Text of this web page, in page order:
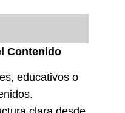
Contenido
educativos o